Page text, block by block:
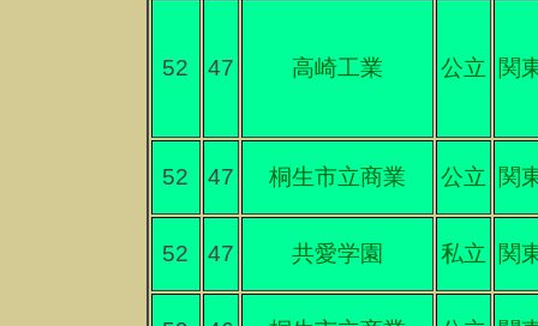
52 47 高崎工業 公立 関
52 47 桐生市立商業 公立 関
52 47 共愛学園 私立 関